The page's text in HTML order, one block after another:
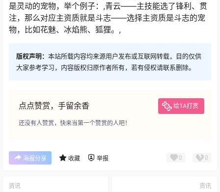
是灵动的宠物，举个例子：,青云——主技能选了锋利、贯
注，那么对应主资质就是斗志——选择主资质是斗志的宠
物，比如花魅、冰焰熊、狐狸。,
版权声明： 本站所载内容均来源用户发布或互联网转载，目的仅供
大家参考学习，内容版权归原作者所有，若有侵权请联系删除。
点点赞赏，手留余香 给TA打赏
还没有人赞赏，快来当第一个赞赏的人吧！
海报分享 收藏 举报 0 0
资讯 资讯